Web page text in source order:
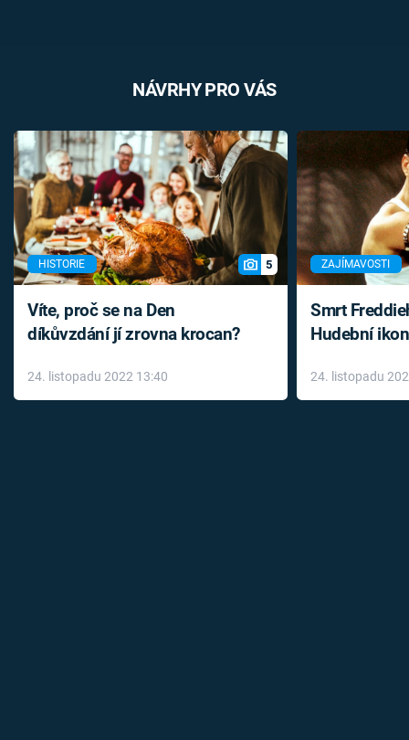
NÁVRHY PRO VÁS
HISTORIE 5
Víte, proč se na Den
díkůvzdání jí zrovna krocan?
24. listopadu 2022 13:40
ZAJÍMAVOSTI
Smrt
Hudební
léky
24. listopadu